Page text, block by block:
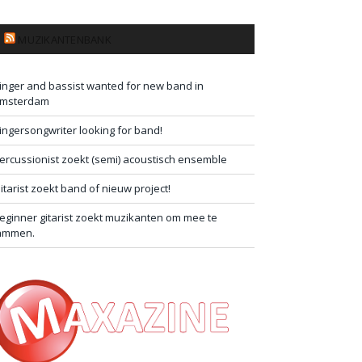
and bassist wanted for new band in
looking for band!
zoekt (semi) acoustisch ensemble
zoekt band of nieuw project!
gitarist zoekt muzikanten om mee te